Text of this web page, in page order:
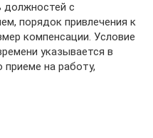
должностей с
порядок привлечения к
компенсации. Условие
указывается в
на работу,